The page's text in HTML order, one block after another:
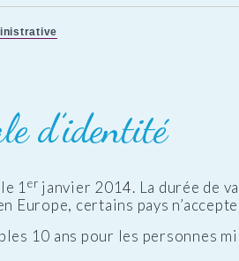
d’identité
1 er janvier 2014. La durée de
Europe, certains pays
10 ans pour les personnes